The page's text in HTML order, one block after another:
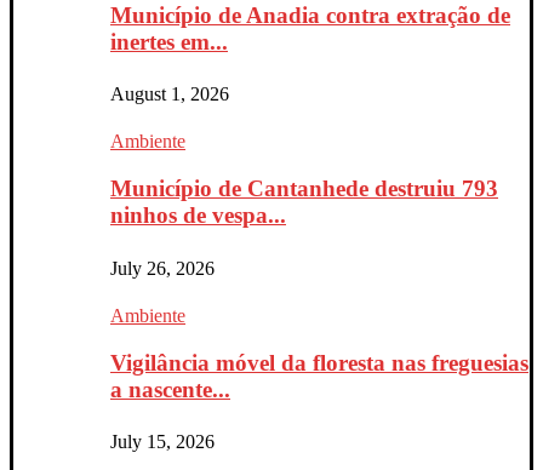
Município de Anadia contra extração de
inertes em...
August 1, 2026
Ambiente
Município de Cantanhede destruiu 793
ninhos de vespa...
July 26, 2026
Ambiente
Vigilância móvel da floresta nas freguesias
a nascente...
July 15, 2026